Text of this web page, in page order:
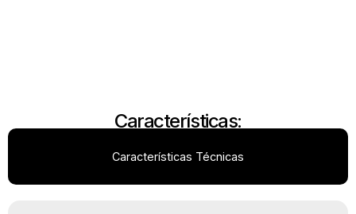
Características:
Características Técnicas